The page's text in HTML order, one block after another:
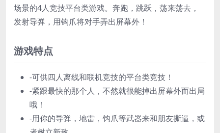
场景的4人竞技平台类游戏。奔跑，跳跃，荡来荡去，
发射导弹，用钩爪将对手弄出屏幕外！
游戏特点
-可供四人离线和联机竞技的平台类竞技！
-紧跟最快的那个人，不然就很能掉出屏幕外而出局
哦！
-用你的导弹，地雷，钩爪等武器来和朋友撕逼，或